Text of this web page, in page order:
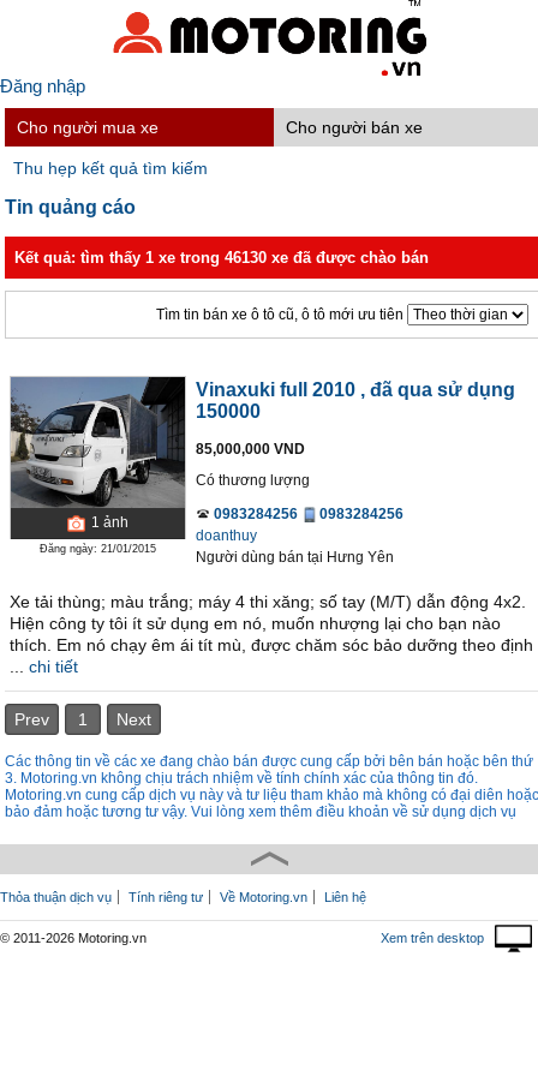
Đăng nhập
Cho người mua xe Cho người bán xe
Thu hẹp kết quả tìm kiếm
Tin quảng cáo
Kết quả: tìm thấy 1 xe trong 46130 xe đã được chào bán
Tìm tin bán xe ô tô cũ, ô tô mới ưu tiên
1 ảnh
Đăng ngày: 21/01/2015
Vinaxuki full 2010 , đã qua sử dụng
150000
85,000,000 VND
Có thương lượng
0983284256
0983284256
doanthuy
Người dùng bán tại Hưng Yên
Xe tải thùng; màu trắng; máy 4 thi xăng; số tay (M/T) dẫn động 4x2.
Hiện công ty tôi ít sử dụng em nó, muốn nhượng lại cho bạn nào
thích. Em nó chạy êm ái tít mù, được chăm sóc bảo dưỡng theo định
chi tiết
Prev 1 Next
Các thông tin về các xe đang chào bán được cung cấp bởi bên bán hoặc bên thứ
3. Motoring.vn không chịu trách nhiệm về tính chính xác của thông tin đó.
Motoring.vn cung cấp dịch vụ này và tư liệu tham khảo mà không có đại diên hoặc
bảo đảm hoặc tương tư vậy. Vui lòng xem thêm điều khoản về sử dụng dịch vụ
Thỏa thuận dịch vụ Tính riêng tư Về Motoring.vn Liên hệ
© 2011-2026 Motoring.vn Xem trên desktop